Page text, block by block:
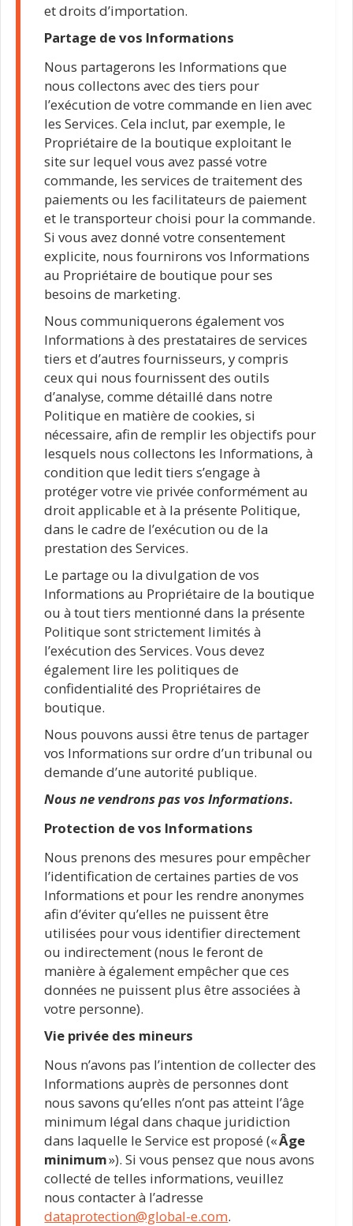
et droits d’importation.
Partage de vos Informations
Nous partagerons les Informations que
nous collectons avec des tiers pour
l’exécution de votre commande en lien avec
les Services. Cela inclut, par exemple, le
Propriétaire de la boutique exploitant le
site sur lequel vous avez passé votre
commande, les services de traitement des
paiements ou les facilitateurs de paiement
et le transporteur choisi pour la commande.
Si vous avez donné votre consentement
explicite, nous fournirons vos Informations
au Propriétaire de boutique pour ses
besoins de marketing.
Nous communiquerons également vos
Informations à des prestataires de services
tiers et d’autres fournisseurs, y compris
ceux qui nous fournissent des outils
d’analyse, comme détaillé dans notre
Politique en matière de cookies, si
nécessaire, afin de remplir les objectifs pour
lesquels nous collectons les Informations, à
condition que ledit tiers s’engage à
protéger votre vie privée conformément au
droit applicable et à la présente Politique,
dans le cadre de l’exécution ou de la
prestation des Services.
Le partage ou la divulgation de vos
Informations au Propriétaire de la boutique
ou à tout tiers mentionné dans la présente
Politique sont strictement limités à
l’exécution des Services. Vous devez
également lire les politiques de
confidentialité des Propriétaires de
boutique.
Nous pouvons aussi être tenus de partager
vos Informations sur ordre d’un tribunal ou
demande d’une autorité publique.
Nous ne vendrons pas vos Informations.
Protection de vos Informations
Nous prenons des mesures pour empêcher
l’identification de certaines parties de vos
Informations et pour les rendre anonymes
afin d’éviter qu’elles ne puissent être
utilisées pour vous identifier directement
ou indirectement (nous le feront de
manière à également empêcher que ces
données ne puissent plus être associées à
votre personne).
Vie privée des mineurs
Nous n’avons pas l’intention de collecter des
Informations auprès de personnes dont
nous savons qu’elles n’ont pas atteint l’âge
minimum légal dans chaque juridiction
dans laquelle le Service est proposé («Âge
minimum»). Si vous pensez que nous avons
collecté de telles informations, veuillez
nous contacter à l’adresse
dataprotection@global-e.com.